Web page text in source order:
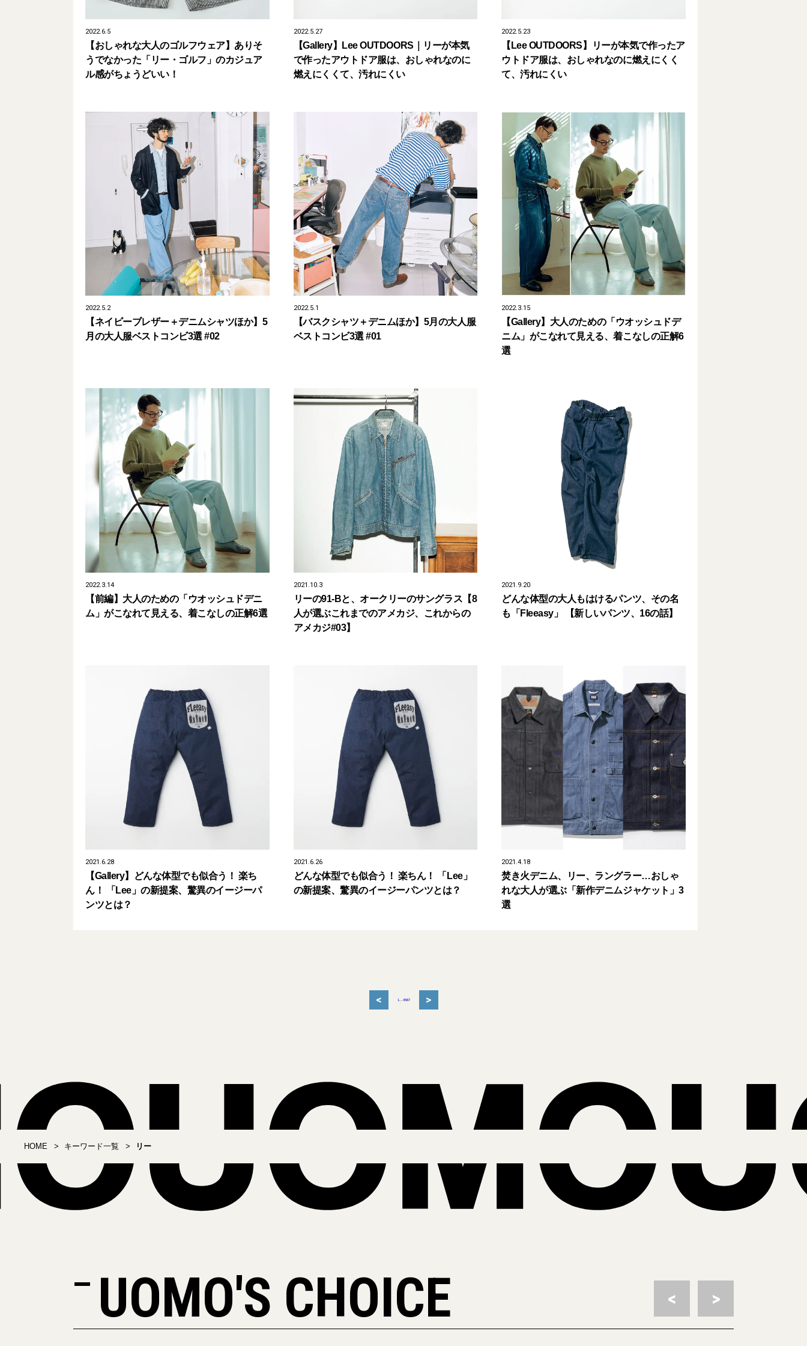
2022.6.5
【おしゃれな大人のゴルフウェア】ありそ
うでなかった「リー・ゴルフ」のカジュア
ル感がちょうどいい！
2022.5.27
【Gallery】Lee OUTDOORS｜リーが本気
で作ったアウトドア服は、おしゃれなのに
燃えにくくて、汚れにくい
2022.5.23
【Lee OUTDOORS】リーが本気で作ったア
ウトドア服は、おしゃれなのに燃えにくく
て、汚れにくい
2022.5.2
【ネイビーブレザー＋デニムシャツほか】5
月の大人服ベストコンビ3選 #02
2022.5.1
【バスクシャツ＋デニムほか】5月の大人服
ベストコンビ3選 #01
2022.3.15
【Gallery】大人のための「ウオッシュドデ
ニム」がこなれて見える、着こなしの正解6
選
2022.3.14
【前編】大人のための「ウオッシュドデニ
ム」がこなれて見える、着こなしの正解6選
2021.10.3
リーの91-Bと、オークリーのサングラス【8
人が選ぶこれまでのアメカジ、これからの
アメカジ#03】
2021.9.20
どんな体型の大人もはけるパンツ、その名
も「Fleeasy」 【新しいパンツ、16の話】
2021.6.28
【Gallery】どんな体型でも似合う！ 楽ち
ん！ 「Lee」の新提案、驚異のイージーパ
ンツとは？
2021.6.26
どんな体型でも似合う！ 楽ちん！ 「Lee」
の新提案、驚異のイージーパンツとは？
2021.4.18
焚き火デニム、リー、ラングラー…おしゃ
れな大人が選ぶ「新作デニムジャケット」3
選
< 1 4567 >
HOME キーワード一覧 リー
UOMO'S CHOICE